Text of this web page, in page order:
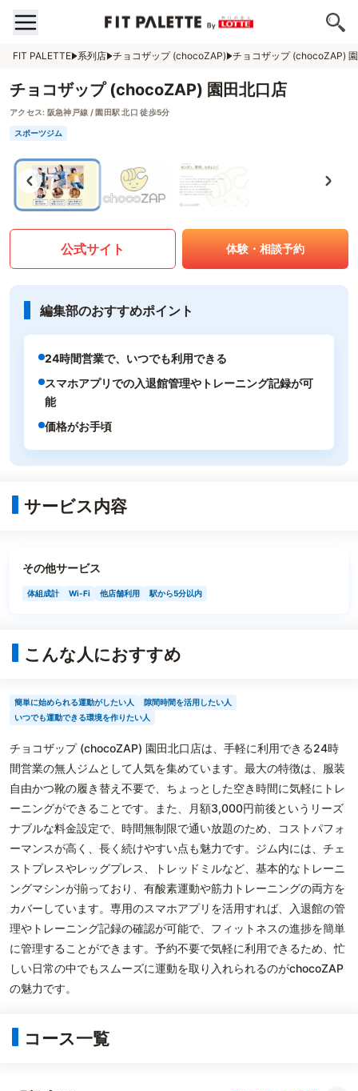
FIT PALETTE 系列店 チョコザップ (chocoZAP) チョコザップ (chocoZAP)
チョコザップ (chocoZAP) 園田北口店
アクセス: 阪急神戸線 / 園田駅 北口 徒歩5分
スポーツジム
公式サイト 体験・相談予約
編集部のおすすめポイント
24時間営業で、いつでも利用できる
スマホアプリでの入退館管理やトレーニング記録が可
能
価格がお手頃
サービス内容
その他サービス
体組成計 Wi-Fi 他店舗利用 駅から5分以内
こんな人におすすめ
簡単に始められる運動がしたい人
隙間時間を活用したい人
いつでも運動できる環境を作りたい人
チョコザップ (chocoZAP) 園田北口店は、手軽に利用できる24時
間営業の無人ジムとして人気を集めています。最大の特徴は、服装
自由かつ靴の履き替え不要で、ちょっとした空き時間に気軽にトレ
ーニングができることです。また、月額3,000円前後というリーズ
ナブルな料金設定で、時間無制限で通い放題のため、コストパフォ
ーマンスが高く、長く続けやすい点も魅力です。ジム内には、チェ
ストプレスやレッグプレス、トレッドミルなど、基本的なトレーニ
ングマシンが揃っており、有酸素運動や筋力トレーニングの両方を
カバーしています。専用のスマホアプリを活用すれば、入退館の管
理やトレーニング記録の確認が可能で、フィットネスの進捗を簡単
に管理することができます。予約不要で気軽に利用できるため、忙
しい日常の中でもスムーズに運動を取り入れられるのがchocoZAP
の魅力です。
コース一覧